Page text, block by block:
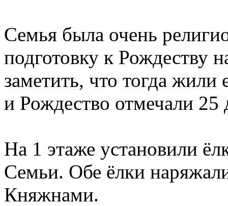
Семья была очень
подготовку к Рождеству
заметить, что тогда
и Рождество отмечали 25
На 1 этаже установили
Семьи. Обе ёлки
Княжнами.